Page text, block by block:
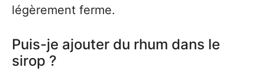
légèrement ferme.
Puis-je ajouter du rhum dans le
sirop ?